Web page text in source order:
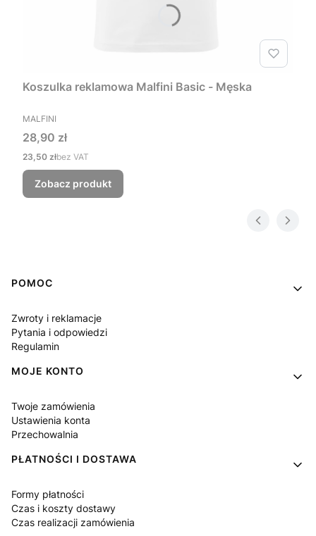
Koszulka reklamowa Malfini Basic - Męska
PRODUCENT
MALFINI
Cena
28,90 zł
Cena
23,50 złbez VAT
Zobacz produkt
Linki w stopce
POMOC
Zwroty i reklamacje
Pytania i odpowiedzi
Regulamin
MOJE KONTO
Twoje zamówienia
Ustawienia konta
Przechowalnia
PŁATNOŚCI I DOSTAWA
Formy płatności
Czas i koszty dostawy
Czas realizacji zamówienia